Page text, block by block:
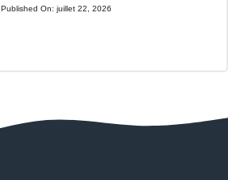
Published On: juillet 22, 2026